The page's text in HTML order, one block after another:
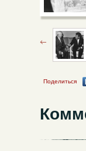
Поделиться